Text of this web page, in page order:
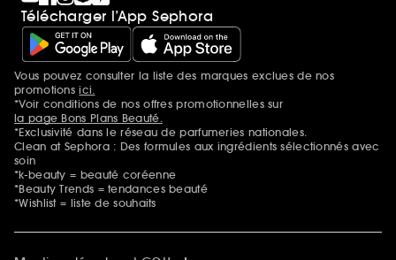
Télécharger l’App Sephora
Mentions additionnelles
Vous pouvez consulter la liste des marques exclues de nos
promotionsici.
*Voir conditions de nos offres promotionnelles sur
la page Bons Plans Beauté.
*Exclusivité dans le réseau de parfumeries nationales.
Clean at Sephora : Des formules aux ingrédients sélectionnés avec
soin
*k-beauty = beauté coréenne
*Beauty Trends = tendances beauté
*Wishlist = liste de souhaits